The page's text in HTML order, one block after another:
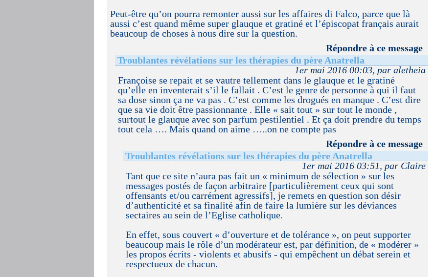
Peut-être qu’on pourra remonter aussi sur les affaires di Falco, parce que là
aussi c’est quand même super glauque et gratiné et l’épiscopat français aurait
beaucoup de choses à nous dire sur la question.
Répondre à ce message
Troublantes révélations sur les thérapies du père Anatrella
1er mai 2016 00:03, par aletheia
Françoise se repait et se vautre tellement dans le glauque et le gratiné
qu’elle en inventerait s’il le fallait . C’est le genre de personne à qui il faut
sa dose sinon ça ne va pas . C’est comme les drogués en manque . C’est dire
que sa vie doit être passionnante . Elle « sait tout » sur tout le monde ,
surtout le glauque avec son parfum pestilentiel . Et ça doit prendre du temps
tout cela …. Mais quand on aime …..on ne compte pas
Répondre à ce message
Troublantes révélations sur les thérapies du père Anatrella
1er mai 2016 03:51, par Claire
Tant que ce site n’aura pas fait un « minimum de sélection » sur les
messages postés de façon arbitraire [particulièrement ceux qui sont
offensants et/ou carrément agressifs], je remets en question son désir
d’authenticité et sa finalité afin de faire la lumière sur les déviances
sectaires au sein de l’Eglise catholique.
En effet, sous couvert « d’ouverture et de tolérance », on peut supporter
beaucoup mais le rôle d’un modérateur est, par définition, de « modérer »
les propos écrits - violents et abusifs - qui empêchent un débat serein et
respectueux de chacun.